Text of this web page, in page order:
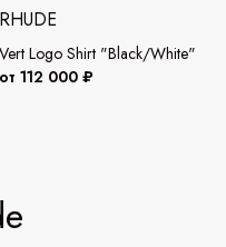
RHUDE
Vert Logo Shirt "Black/White"
от 112 000 ₽